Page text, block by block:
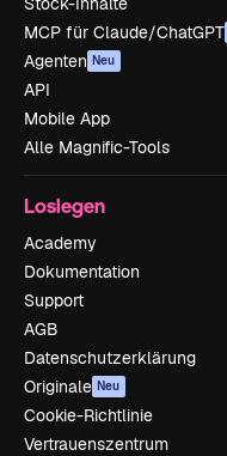
MCP für Claude/ChatGPT
Agenten Neu
API
Mobile App
Alle Magnific-Tools
Loslegen
Academy
Dokumentation
Support
AGB
Datenschutzerklärung
Originale Neu
Cookie-Richtlinie
Vertrauenszentrum